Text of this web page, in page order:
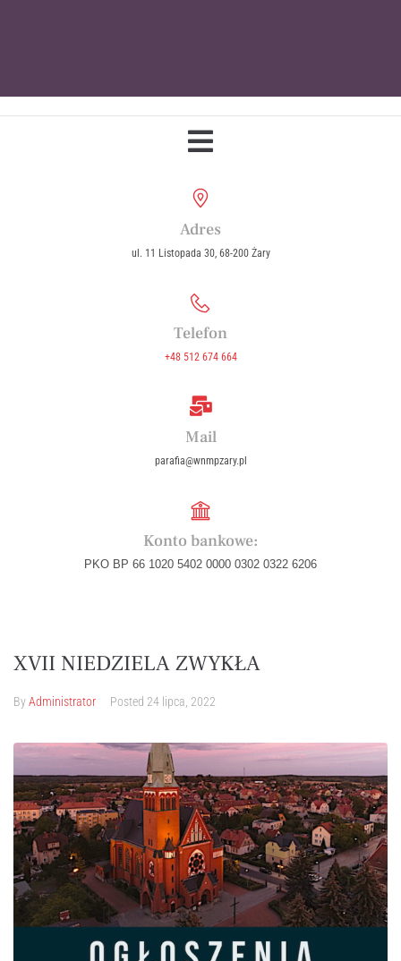
Adres
ul. 11 Listopada 30, 68-200 Żary
Telefon
+48 512 674 664
Mail
parafia@wnmpzary.pl
Konto bankowe:
PKO BP 66 1020 5402 0000 0302 0322 6206
XVII NIEDZIELA ZWYKŁA
ByAdministrator Posted 24 lipca, 2022